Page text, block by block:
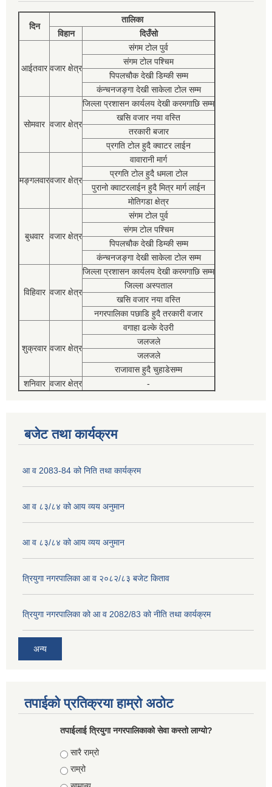
दिन
तालिका
विहान
दिउँसो
आईतवार वजार क्षेत्र
संगम टोल पुर्व
संगम टोल पश्चिम
पिपलचौक देखी डिम्की सम्म
कंन्चनजङ्गा देखी साकेला टोल सम्म
सोमवार वजार क्षेत्र
जिल्ला प्रशासन कार्यलय देखी करमगाछि सम्म
खसि वजार नया वस्ति
तरकारी बजार
प्रगति टोल हुदै क्वाटर लाईन
मङ्गलवारवजार क्षेत्र
वावारानी मार्ग
प्रगति टोल हुदै धमला टोल
पुरानो क्वाटरलाईन हुदै मित्र मार्ग लाईन
मोतिगडा क्षेत्र
बुधवार वजार क्षेत्र
संगम टोल पुर्व
संगम टोल पश्चिम
पिपलचौक देखी डिम्की सम्म
कंन्चनजङ्गा देखी साकेला टोल सम्म
विहिवार वजार क्षेत्र
जिल्ला प्रशासन कार्यलय देखी करमगाछि सम्म
जिल्ला अस्पताल
खसि वजार नया वस्ति
नगरपालिका पछाडि हुदै तरकारी वजार
शुक्रवार वजार क्षेत्र
वगाहा ढल्के देउरी
जलजले
जलजले
राजावास हुदै चुहाडेसम्म
शनिवार वजार क्षेत्र -
बजेट तथा कार्यक्रम
आ व 2083-84 को निति तथा कार्यक्रम
आ व ८३/८४ को आय व्यय अनुमान
आ व ८३/८४ को आय व्यय अनुमान
त्रियुगा नगरपालिका आ व २०८२/८३ बजेट किताव
त्रियुगा नगरपालिका को आ व 2082/83 को नीति तथा कार्यक्रम
अन्य
तपाईको प्रतिक्रया हाम्रो अठोट
तपाईलाई त्रियुगा नगरपालिकाको सेवा कस्तो लाग्यो?
Choices
सारै राम्रो
राम्रो